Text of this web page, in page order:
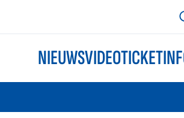
NIEUWSVIDEO